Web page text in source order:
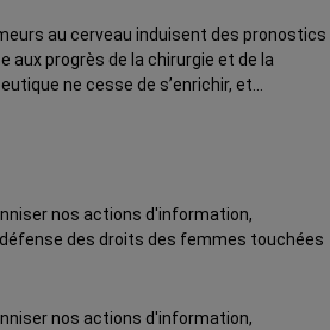
au cerveau induisent des pronostics
aux progrès de la chirurgie et de la
ne cesse de s’enrichir, et
nos actions d'information,
des droits des femmes touchées
nos actions d'information,